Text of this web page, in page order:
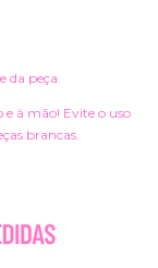
da peça.
e à mão! Evite o uso
brancas.